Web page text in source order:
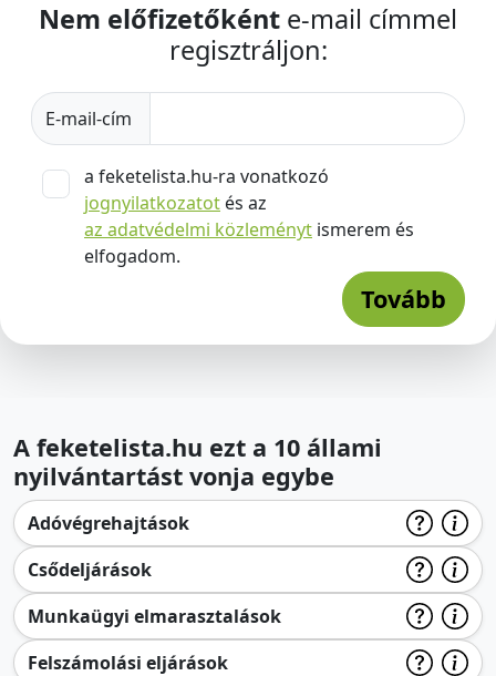
Nem előfizetőként e-mail címmel
regisztráljon:
E-mail-cím
a feketelista.hu-ra vonatkozó
jognyilatkozatot és az
az adatvédelmi közleményt ismerem és
elfogadom.
Tovább
A feketelista.hu ezt a 10 állami
nyilvántartást vonja egybe
Adóvégrehajtások
Csődeljárások
Munkaügyi elmarasztalások
Felszámolási eljárások